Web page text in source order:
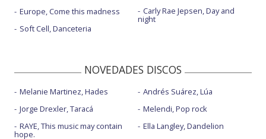
Europe, Come this madness
Soft Cell, Danceteria
Carly Rae Jepsen, Day and
night
NOVEDADES DISCOS
Melanie Martinez, Hades
Jorge Drexler, Taracá
RAYE, This music may contain
hope.
Andrés Suárez, Lúa
Melendi, Pop rock
Ella Langley, Dandelion